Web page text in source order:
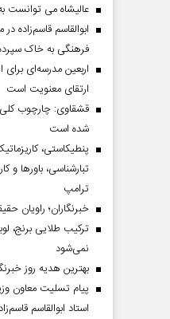
عالیشاه می توانست
ابوالقاسم قاسم‌زاده
فرهنگی به خاک
اربعین مدرسه‌ای
ارتقای معنویت است
قشقاوی: چارچوب
شده است
پنطیکاستی،
تبارشناسی، باور‌ها
ترامپ
خبرنگاران؛ راویان
ترکیب طلایی برنج،
نمی‌شود
بهترین هدیه روز
پیام تسلیت معاون
استاد ابوالقاسم